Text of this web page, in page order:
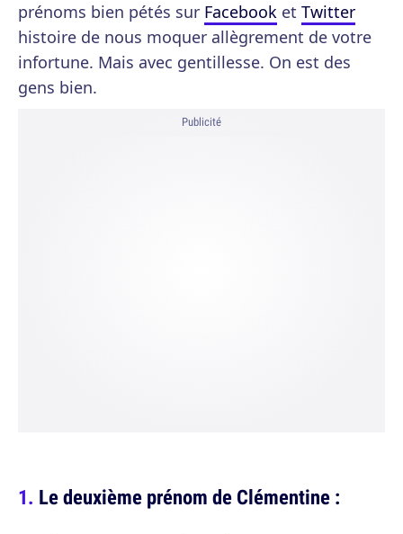
prénoms bien pétés sur Facebook et Twitter
histoire de nous moquer allègrement de votre
infortune. Mais avec gentillesse. On est des
gens bien.
Publicité
Le deuxième prénom de Clémentine :